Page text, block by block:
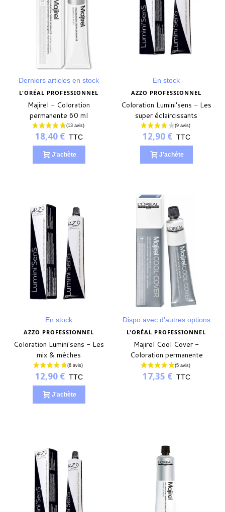
Derniers articles en stock
L'ORÉAL PROFESSIONNEL
Majirel - Coloration
permanente 60 ml
18,40 € TTC
J'achète
En stock
AZZO PROFESSIONNEL
Coloration Lumini'sens - Les
super éclaircissants
12,90 € TTC
J'achète
En stock
AZZO PROFESSIONNEL
Coloration Lumini'sens - Les
mix & mèches
12,90 € TTC
J'achète
Dispo avec d'autres options
L'ORÉAL PROFESSIONNEL
Majirel Cool Cover -
Coloration permanente
17,35 € TTC